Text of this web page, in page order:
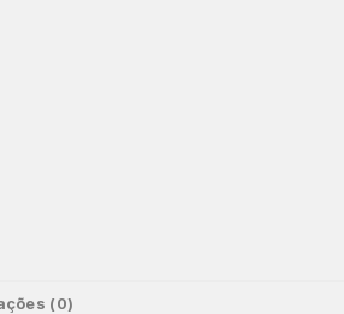
(0)